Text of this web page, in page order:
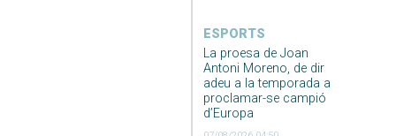
ESPORTS
La proesa de Joan
Antoni Moreno, de dir
adeu a la temporada a
proclamar-se campió
d’Europa